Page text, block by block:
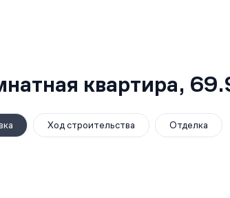
квартира,
Ход строительства Отделка